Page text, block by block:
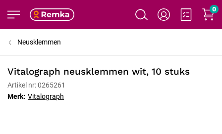
0
Neusklemmen
Vitalograph neusklemmen wit, 10 stuks
Artikel nr: 0265261
Merk: Vitalograph